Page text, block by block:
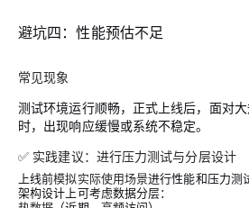
避坑四：性能预估不足
常见现象
测试环境运行顺畅，正式上线后，面对
时，出现响应缓慢或系统不稳定。
✅ 实践建议：进行压力测试与分层设计
上线前模拟实际使用场景进行性能和压力测
架构设计上可考虑数据分层：